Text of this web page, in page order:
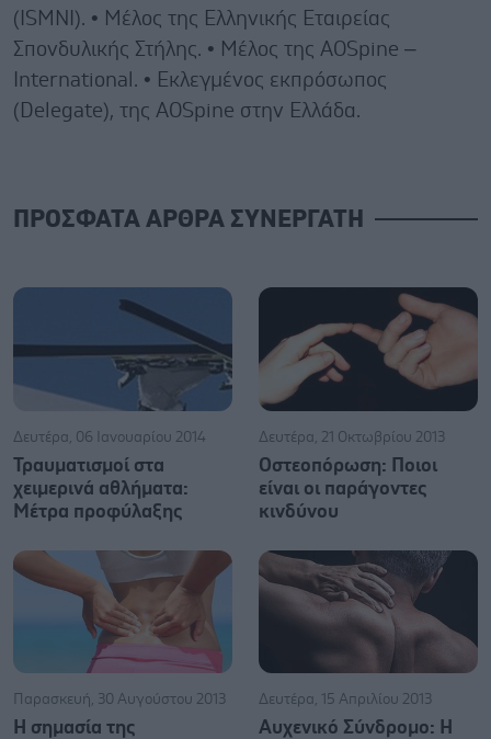
(ISMNI). • Mέλος της Ελληνικής Εταιρείας
Σπονδυλικής Στήλης. • Μέλος της AOSpine –
International. • Εκλεγμένος εκπρόσωπος
(Delegate), της AOSpine στην Ελλάδα.
ΠΡΟΣΦΑΤΑ ΑΡΘΡΑ ΣΥΝΕΡΓΑΤΗ
Δευτέρα, 06 Ιανουαρίου 2014
Τραυματισμοί στα
χειμερινά αθλήματα:
Μέτρα προφύλαξης
Δευτέρα, 21 Οκτωβρίου 2013
Οστεοπόρωση: Ποιοι
είναι οι παράγοντες
κινδύνου
Παρασκευή, 30 Αυγούστου 2013
Η σημασία της
Δευτέρα, 15 Απριλίου 2013
Αυχενικό Σύνδρομο: Η